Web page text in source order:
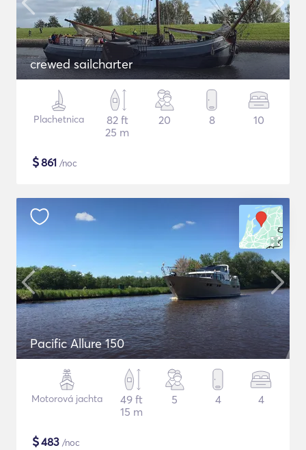
crewed sailcharter
Plachetnica
82 ft
25 m
20 8 10
$861 /noc
Pacific Allure 150
Motorová jachta
49 ft
15 m
5 4 4
$483 /noc